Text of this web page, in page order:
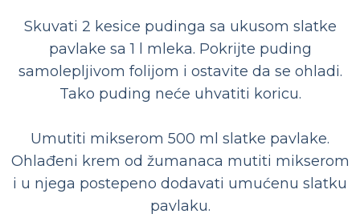
Skuvati 2 kesice pudinga sa ukusom slatke
pavlake sa 1 l mleka. Pokrijte puding
samolepljivom folijom i ostavite da se ohladi.
Tako puding neće uhvatiti koricu.
Umutiti mikserom 500 ml slatke pavlake.
Ohlađeni krem od žumanaca mutiti mikserom
i u njega postepeno dodavati umućenu slatku
pavlaku.